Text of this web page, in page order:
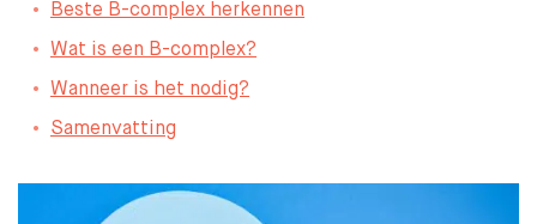
Beste B-complex herkennen
Wat is een B-complex?
Wanneer is het nodig?
Samenvatting